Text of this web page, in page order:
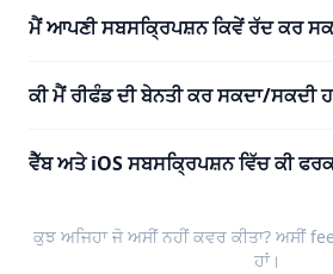
ਮੈਂ ਆਪਣੀ ਸਬਸਕ੍ਰਿਪਸ਼ਨ ਕਿਵੇਂ ਰੱਦ ਕਰ
ਕੀ ਮੈਂ ਰੀਫੰਡ ਦੀ ਬੇਨਤੀ ਕਰ ਸਕਦਾ/ਸਕਦੀ
ਵੈੱਬ ਅਤੇ iOS ਸਬਸਕ੍ਰਿਪਸ਼ਨ ਵਿੱਚ ਕੀ
ਕੁਝ ਅਜਿਹਾ ਜੋ ਅਸੀਂ ਨਹੀਂ ਕਵਰ ਕੀਤਾ? ਅਸੀਂ
ਹਾਂ।